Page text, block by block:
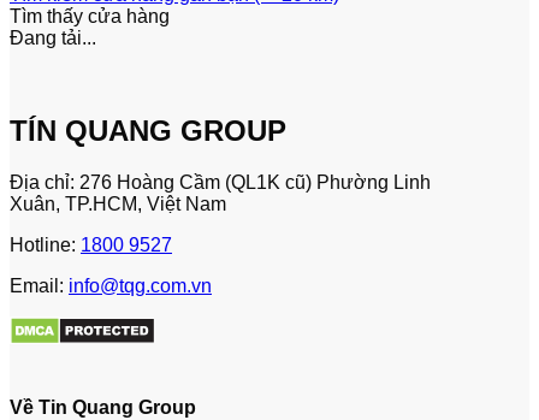
Tìm thấy cửa hàng
Đang tải...
TÍN QUANG GROUP
Địa chỉ: 276 Hoàng Cầm (QL1K cũ) Phường Linh
Xuân, TP.HCM, Việt Nam
Hotline: 1800 9527
Email: info@tqg.com.vn
Về Tin Quang Group